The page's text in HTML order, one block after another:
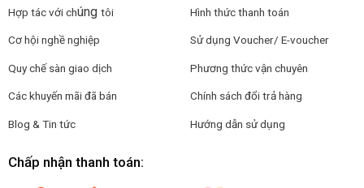
Hợp tác với chúng tôi
Cơ hội nghề nghiệp
Quy chế sàn giao dịch
Các khuyến mãi đã bán
Blog & Tin tức
Hình thức thanh toán
Sử dụng Voucher/ E-voucher
Phương thức vận chuyên
Chính sách đổi trả hàng
Hướng dẫn sử dụng
Chấp nhận thanh toán: